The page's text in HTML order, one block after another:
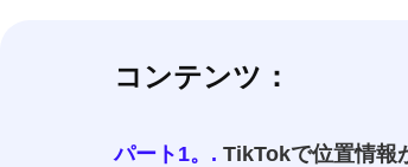
コンテンツ：
パート1。. TikTokで位置情報